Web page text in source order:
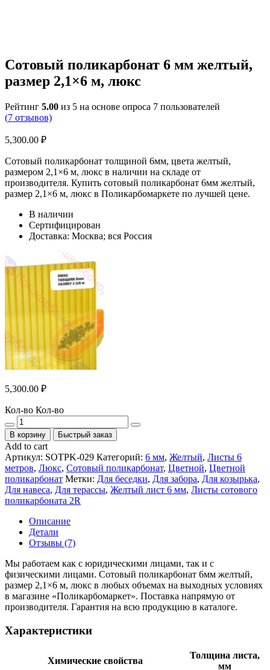
Сотовый поликарбонат 6 мм желтый,
размер 2,1×6 м, люкс
Рейтинг 5.00 из 5 на основе опроса 7 пользователей
(7 отзывов)
5,300.00 ₽
Сотовый поликарбонат толщиной 6мм, цвета желтый,
размером 2,1×6 м, люкс в наличии на складе от
производителя. Купить сотовый поликарбонат 6мм желтый,
размер 2,1×6 м, люкс в Поликарбомаркете по лучшей цене.
В наличии
Сертифицирован
Доставка: Москва; вся Россия
5,300.00 ₽
Кол-во Кол-во
В корзину Быстрый заказ
Add to cart
Артикул: SOTPK-029 Категорий: 6 мм, Желтый, Листы 6
метров, Люкс, Сотовый поликарбонат, Цветной, Цветной
поликарбонат Метки: Для беседки, Для забора, Для козырька,
Для навеса, Для терассы, Желтый лист 6 мм, Листы сотового
поликарбоната 2R
Описание
Детали
Отзывы (7)
Мы работаем как с юридическими лицами, так и с
физическими лицами. Сотовый поликарбонат 6мм желтый,
размер 2,1×6 м, люкс в любых объемах на выходных условиях
в магазине «Поликарбомаркет». Поставка напрямую от
производителя. Гарантия на всю продукцию в каталоге.
Характеристики
Химические свойства
Толщина листа,
мм